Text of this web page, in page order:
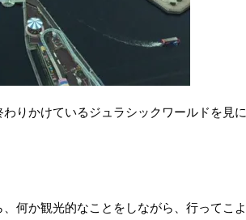
りかけているジュラシックワールドを見に
何か観光的なことをしながら、行ってこよ